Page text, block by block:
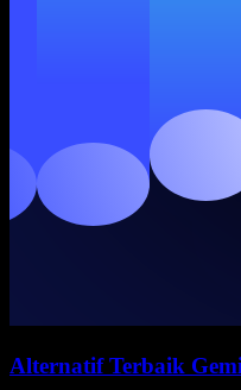
Alternatif Terbaik